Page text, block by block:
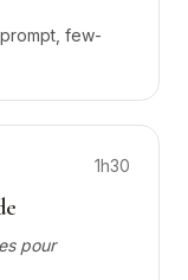
few-
1h30
pour